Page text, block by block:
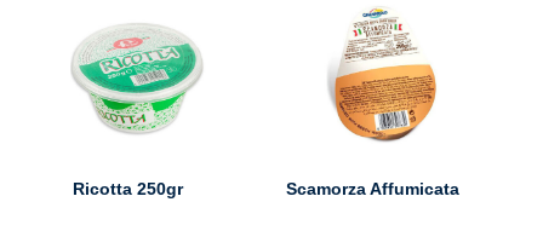
Ricotta 250gr Scamorza Affumicata